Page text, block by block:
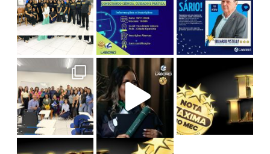
Com o
Na última edição da série Entrelaços de S
#TBT da Colação de Grau
Reviver
Cursos de Graduação: até 75% OFF
Pós-Graduação: até 55% OFF